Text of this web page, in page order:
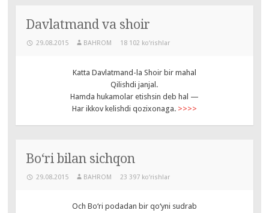
Davlatmand va shoir
29.08.2015 BAHROM 18 102 ko‘rishlar
Katta Davlatmand-la Shoir bir mahal
Qilishdi janjal.
Hamda hukamolar etishsin deb hal —
Har ikkov kelishdi qozixonaga. >>>>
Bo‘ri bilan sichqon
29.08.2015 BAHROM 23 397 ko‘rishlar
Och Bo‘ri podadan bir qo‘yni sudrab